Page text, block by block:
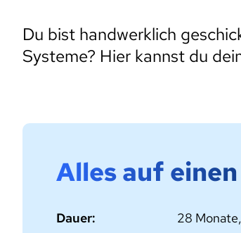
Du bist handwerklich
Systeme? Hier kannst du
Alles auf
Dauer:
28